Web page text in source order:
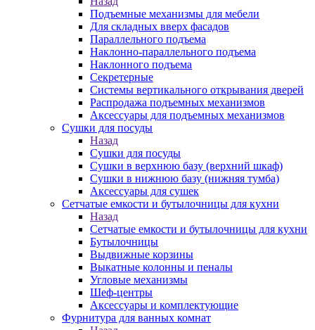
Подъемные механизмы для мебели
Для складных вверх фасадов
Параллельного подъема
Наклонно-параллельного подъема
Наклонного подъема
Секретерные
Системы вертикального открывания дверей
Распродажа подъемных механизмов
Аксессуары для подъемных механизмов
Сушки для посуды
Назад
Сушки для посуды
Сушки в верхнюю базу (верхний шкаф)
Сушки в нижнюю базу (нижняя тумба)
Аксессуары для сушек
Сетчатые емкости и бутылочницы для кухни
Назад
Сетчатые емкости и бутылочницы для кухни
Бутылочницы
Выдвижные корзины
Выкатные колонны и пеналы
Угловые механизмы
Шеф-центры
Аксессуары и комплектующие
Фурнитура для ванных комнат